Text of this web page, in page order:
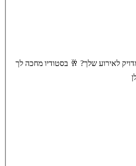
לאירוע שלך? 🥂 בסטודיו מחכה לך